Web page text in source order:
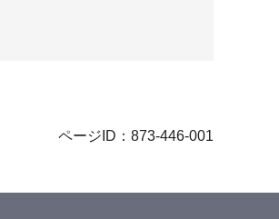
ページID：873-446-001